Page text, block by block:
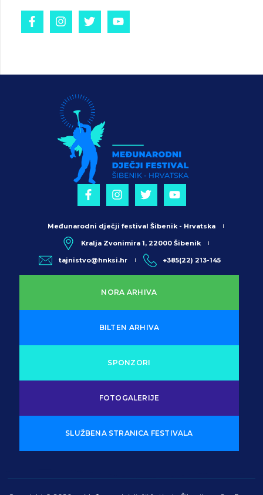
NORA ARHIVA
BILTEN ARHIVA
SPONZORI
FOTOGALERIJE
SLUŽBENA STRANICA FESTIVALA
Međunarodni dječji festival Šibenik - Hrvatska
Kralja Zvonimira 1, 22000 Šibenik
tajnistvo@hnksi.hr +385(22) 213-145